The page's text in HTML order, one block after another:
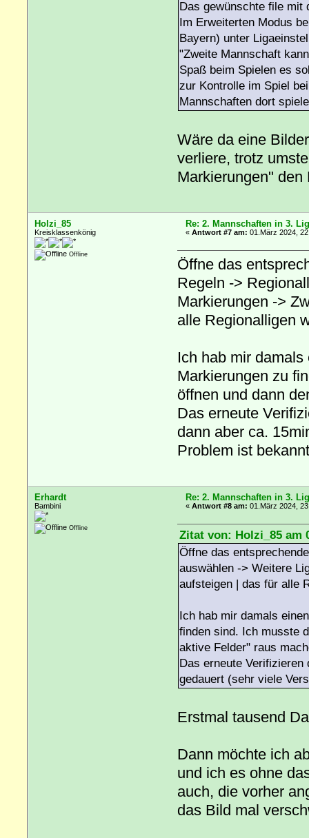
Das gewünschte file mit
Im Erweiterten Modus
Bayern) unter
"Zweite Mannschaft
Spaß beim Spielen es
zur Kontrolle im Spiel
Mannschaften dort
Wäre da eine
verliere, trotz
Markierungen" den
Holzi_85
Kreisklassenkönig
Offline
Re: 2. Mannschaften in 3.
«Antwort #7 am: 01.März 2024,
Öffne das
Regeln ->
Markierungen ->
alle Regionalligen
Ich hab mir
Markierungen zu
öffnen und dann
Das erneute
dann aber ca.
Problem ist
Erhardt
Bambini
Offline
Re: 2. Mannschaften in 3.
«Antwort #8 am: 01.März 2024,
Zitat von: Holzi_85 am
Öffne das
auswählen -> Weitere
aufsteigen | das für alle
Ich hab mir damals
finden sind. Ich musste
aktive Felder" raus
Das erneute
gedauert (sehr viele
Erstmal tausend
Dann möchte ich
und ich es ohne
auch, die vorher
das Bild mal